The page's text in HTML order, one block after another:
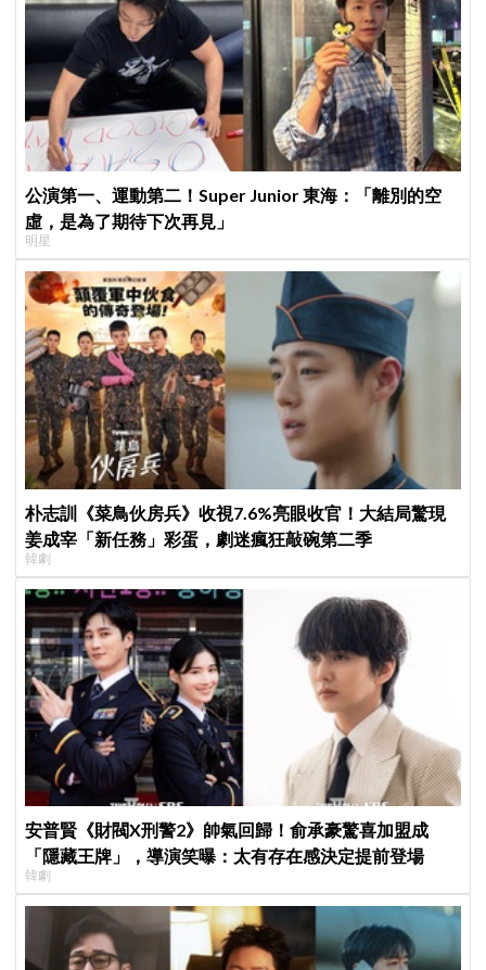
公演第一、運動第二！Super Junior 東海：「離別的空
虛，是為了期待下次再見」
明星
朴志訓《菜鳥伙房兵》收視7.6%亮眼收官！大結局驚現
姜成宰「新任務」彩蛋，劇迷瘋狂敲碗第二季
韓劇
安普賢《財閥X刑警2》帥氣回歸！俞承豪驚喜加盟成
「隱藏王牌」，導演笑曝：太有存在感決定提前登場
韓劇